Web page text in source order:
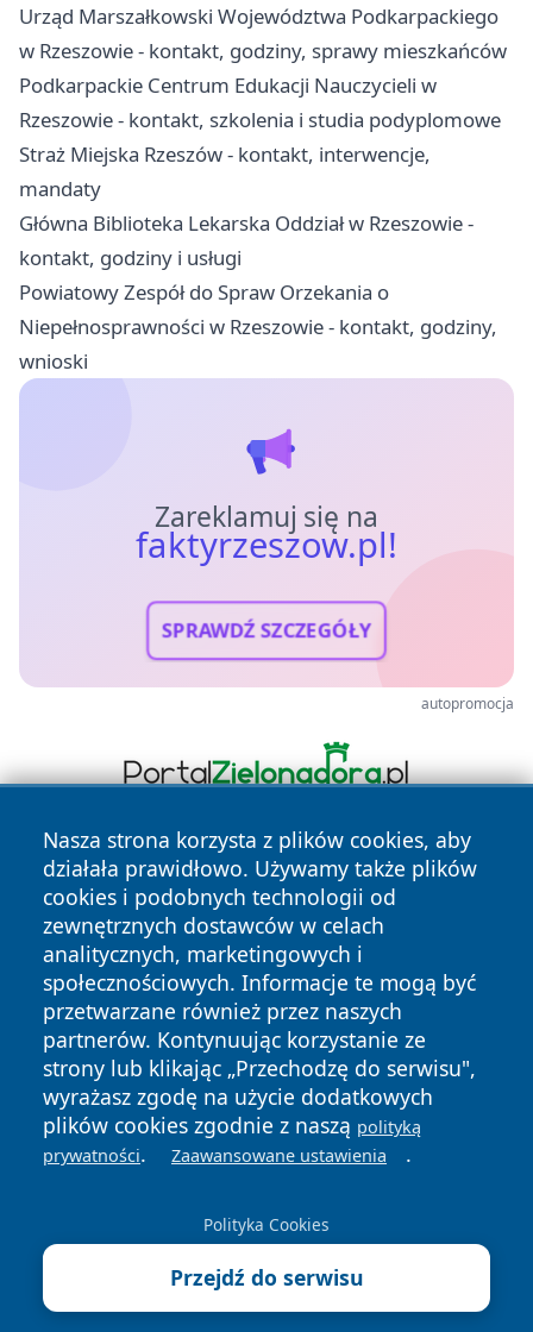
Urząd Marszałkowski Województwa Podkarpackiego
w Rzeszowie - kontakt, godziny, sprawy mieszkańców
Podkarpackie Centrum Edukacji Nauczycieli w
Rzeszowie - kontakt, szkolenia i studia podyplomowe
Straż Miejska Rzeszów - kontakt, interwencje,
mandaty
Główna Biblioteka Lekarska Oddział w Rzeszowie -
kontakt, godziny i usługi
Powiatowy Zespół do Spraw Orzekania o
Niepełnosprawności w Rzeszowie - kontakt, godziny,
wnioski
Zareklamuj się na
faktyrzeszow.pl!
SPRAWDŹ SZCZEGÓŁY
autopromocja
Nasza strona korzysta z plików cookies, aby
działała prawidłowo. Używamy także plików
cookies i podobnych technologii od
zewnętrznych dostawców w celach
analitycznych, marketingowych i
społecznościowych. Informacje te mogą być
przetwarzane również przez naszych
partnerów. Kontynuując korzystanie ze
strony lub klikając „Przechodzę do serwisu",
wyrażasz zgodę na użycie dodatkowych
plików cookies zgodnie z naszą polityką
prywatności. Zaawansowane ustawienia .
Polityka Cookies
Przejdź do serwisu
Copyright © 2026 faktyrzeszow.pl Wszystkie prawa
zastrzeżone.
News Autorzy
Polityka
Prywatności
Polityka
Cookies